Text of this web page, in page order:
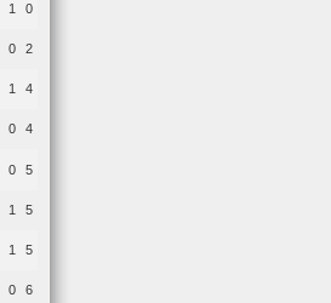
1 0
0 2
1 4
0 4
0 5
1 5
1 5
0 6